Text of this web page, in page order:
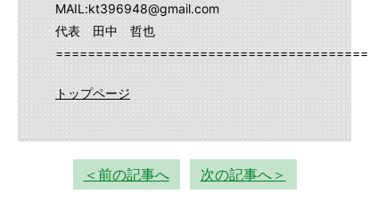
MAIL:kt396948@gmail.com
代表 田中 哲也
トップページ
＜前の記事へ 次の記事へ＞